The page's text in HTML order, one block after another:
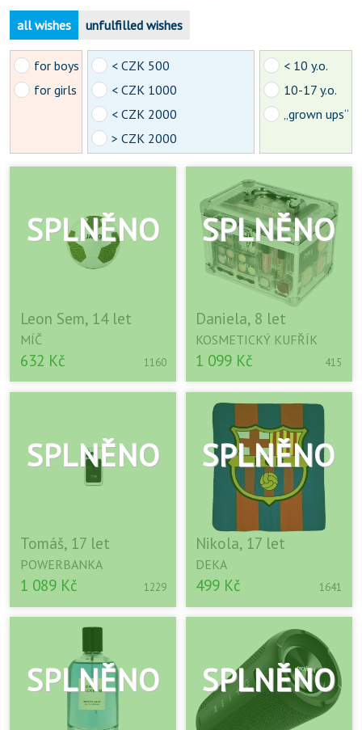
all wishes unfulfilled wishes
for boys
for girls
< CZK 500
< CZK 1000
< CZK 2000
> CZK 2000
< 10 y.o.
10-17 y.o.
„grown ups“
Leon Sem, 14 let
MÍČ
632 Kč 1160
Daniela, 8 let
KOSMETICKÝ KUFŘÍK
1 099 Kč 415
Tomáš, 17 let
POWERBANKA
1 089 Kč 1229
Nikola, 17 let
DEKA
499 Kč 1641